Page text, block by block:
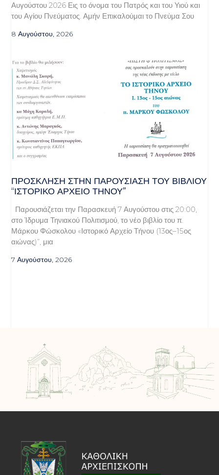
Αυγούστου 2026 Εις το όνομα του Πατρός και του Υιού και
του Αγίου Πνεύματος. Αμήν Επικαλούμαι το Πνεύμα Σου
8 Αυγούστου, 2026
ΠΡΌΣΚΛΗΣΗ ΣΤΗΝ ΠΑΡΟΥΣΊΑΣΗ ΤΟΥ ΒΙΒΛΊΟΥ
“ΙΣΤΟΡΙΚΌ ΑΡΧΕΊΟ ΤΉΝΟΥ”
Παρουσιάζεται την Παρασκευή 7 Αυγούστου στις 20:00,
στο Ίδρυμα Τηνιακού Πολιτισμού, το νέο βιβλίο του π.
Μάρκου Φώσκολου «Ιστορικό Αρχείο Τήνου (13ος–15ος
αιώνας)”, μια
7 Αυγούστου, 2026